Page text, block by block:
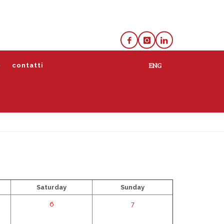
contatti
Saturday Sunday
6 7